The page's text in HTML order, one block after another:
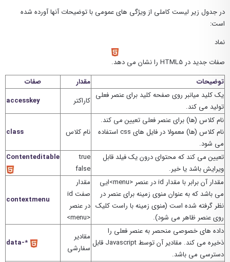
در جدول زیر لیست کاملی از ویژگی های عمومی با توضیحات آنها آورده شده
است:
نماد
صفات جدید در HTML5 را نشان می دهد.
توضیحات
مقدار
صفات
یک کلید میانبر روی صفحه کلید برای عنصر فعلی
تولید می کند.
کاراکتر
accesskey
نام کلاس (ها) برای عنصر فعلی تعیین می کند.
نام کلاس (ها) معمولا در فایل های css استفاده
می شود.
نام کلاس class
تعیین می کند که محتوای درون یک فیلد قابل
ویرایش باشد یا خیر.
true
false
Contenteditable
مقدار آن برابر با مقدار id در عنصر <menu>ایی
می باشد که به عنوان منوی زمینه برای عنصر در
نظر گرفته شده است (منوی زمینه با راست کلیک
روی عنصر ظاهر می شود).
مقدار
صفت id
در عنصر
<menu>
contextmenu
داده های خصوصی منحصر به عنصر فعلی را
ذخیره می کند. مقادیر آن توسط Javascript قابل
دسترسی می باشد.
مقادیر
سفارشی
data-*